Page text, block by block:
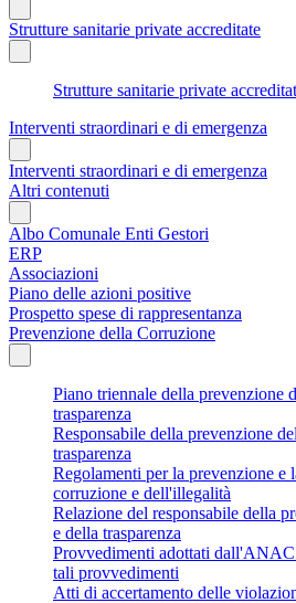
Strutture sanitarie private accreditate
Strutture sanitarie private
Interventi straordinari e di emergenza
Interventi straordinari e di emergenza
Altri contenuti
Albo Comunale Enti Gestori
ERP
Associazioni
Piano delle azioni positive
Prospetto spese di rappresentanza
Prevenzione della Corruzione
Piano triennale della prevenzione
trasparenza
Responsabile della prevenzione
trasparenza
Regolamenti per la prevenzione e
corruzione e dell'illegalità
Relazione del responsabile della
e della trasparenza
Provvedimenti adottati dall'ANAC
tali provvedimenti
Atti di accertamento delle